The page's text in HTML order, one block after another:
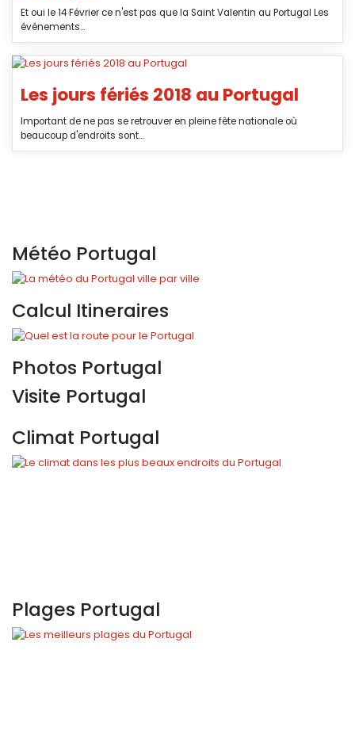
Et oui le 14 Février ce n'est pas que la Saint Valentin au Portugal Les
événements...
Les jours fériés 2018 au Portugal
Important de ne pas se retrouver en pleine fête nationale où
beaucoup d'endroits sont...
Météo Portugal
Calcul Itineraires
Photos Portugal
Visite Portugal
Climat Portugal
Plages Portugal